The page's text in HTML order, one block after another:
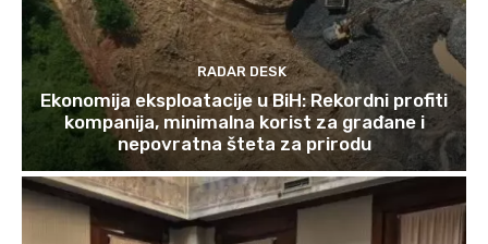
RADAR DESK
Ekonomija eksploatacije u BiH: Rekordni profiti
kompanija, minimalna korist za građane i
nepovratna šteta za prirodu